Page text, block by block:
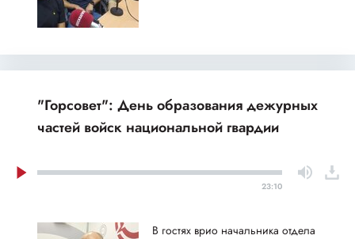
"Горсовет": День образования дежурных
частей войск национальной гвардии
23:10
В гостях врио начальника отдела